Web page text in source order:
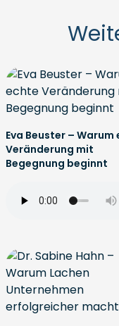
Eva Beuster – Warum
Veränderung mit
Begegnung beginnt